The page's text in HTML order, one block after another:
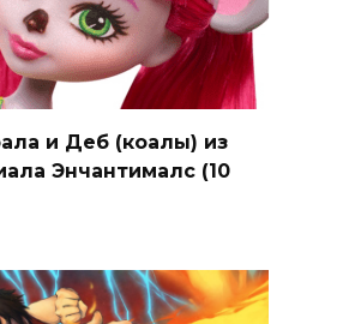
и Деб (коалы) из
Энчантималс (10